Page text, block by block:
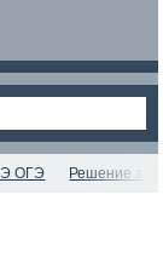
ОГЭ Решение